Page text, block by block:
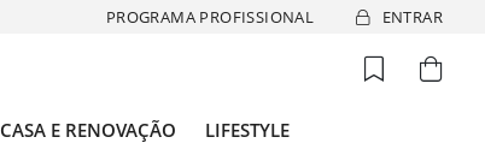
PROGRAMA PROFISSIONAL ENTRAR
CASA E RENOVAÇÃO LIFESTYLE